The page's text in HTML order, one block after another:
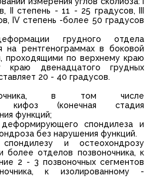
II степень - 11 - 25 градусов, III
IV степень -более 50 градусов
грудного отдела
на рентгенограммах в боковой
проходящими по верхнему краю
двенадцатого грудных
20 - 40 градусов.
в том числе
кифоз (конечная стадия
функций;
деформирующего спондилеза и
без нарушения функций.
и остеохондрозу
более отделов позвоночника, к
2 - 3 позвоночных сегментов
к изолированному -